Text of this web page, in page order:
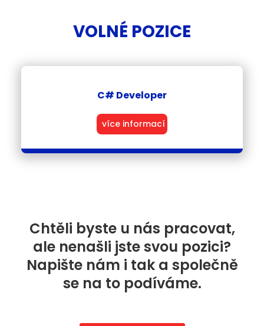
VOLNÉ POZICE
C# Developer
číst více
Chtěli byste u nás pracovat,
ale nenašli jste svou pozici?
Napište nám i tak a společně
se na to podíváme.